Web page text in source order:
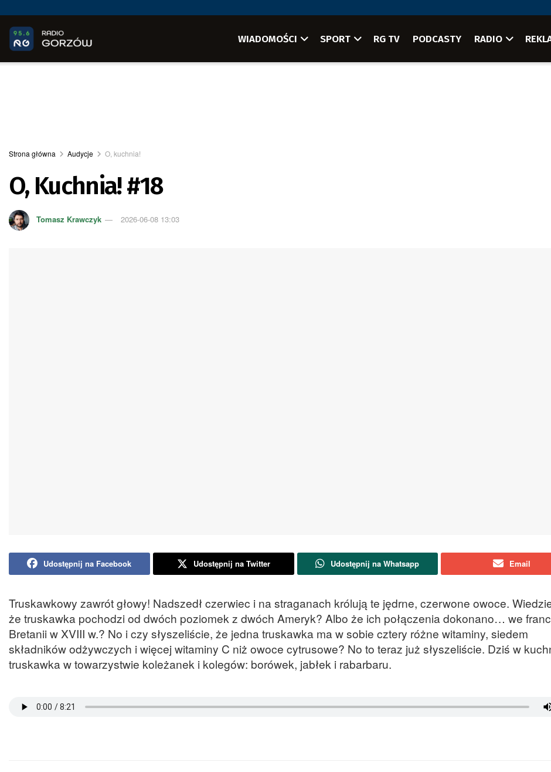
WIADOMOŚCI SPORT RG TV PODCASTY RADIO
Strona główna Audycje O, kuchnia!
O, Kuchnia! #18
Tomasz Krawczyk 2026-06-08 13:03
Udostępnij na Facebook Udostępnij na Twitter Udostępnij na Whatsapp Email
Truskawkowy zawrót głowy! Nadszedł czerwiec i na straganach królują te jędrne, czerwone owoce.
że truskawka pochodzi od dwóch poziomek z dwóch Ameryk? Albo że ich połączenia dokonano… we
Bretanii w XVIII w.? No i czy słyszeliście, że jedna truskawka ma w sobie cztery różne witaminy, siedem
składników odżywczych i więcej witaminy C niż owoce cytrusowe? No to teraz już słyszeliście. Dziś w
truskawka w towarzystwie koleżanek i kolegów: borówek, jabłek i rabarbaru.